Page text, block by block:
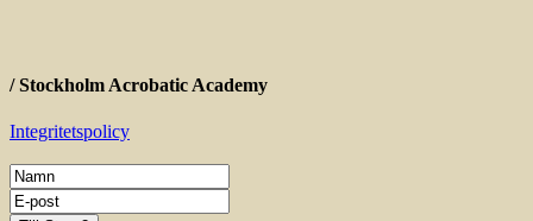
/ Stockholm Acrobatic Academy
Integritetspolicy